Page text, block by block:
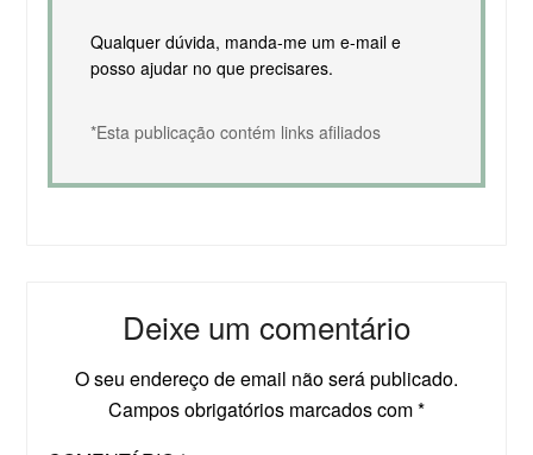
Qualquer dúvida, manda-me um e-mail e
posso ajudar no que precisares.
*Esta publicação contém links afiliados
Deixe um comentário
O seu endereço de email não será publicado.
Campos obrigatórios marcados com*